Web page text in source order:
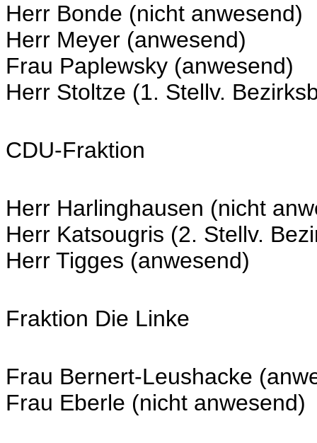
Herr Bonde (nicht anwesend)
Herr Meyer (anwesend)
Frau Paplewsky (anwesend)
Herr Stoltze (1. Stellv.
CDU-Fraktion
Herr Harlinghausen (nicht
Herr Katsougris (2. Stellv.
Herr Tigges (anwesend)
Fraktion Die Linke
Frau Bernert-Leushacke
Frau Eberle (nicht anwesend)